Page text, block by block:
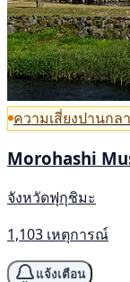
ความเสี่ยงปานกล
Morohashi
จังหวัดฟุกุชิมะ
1,103 เหตุการณ์
แจ้งเตือน